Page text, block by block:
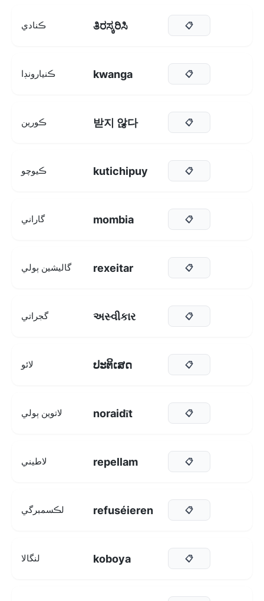
ڪنادي ತಿರಸ್ಕರಿಸಿ 📋
ڪنيارونڊا kwanga 📋
ڪورين 받지 않다 📋
ڪيوچو kutichipuy 📋
گاراني mombia 📋
گاليشين ٻولي rexeitar 📋
گجراتي અસ્વીકાર 📋
لائو ປະຕິເສດ 📋
لاتوين ٻولي noraidīt 📋
لاطيني repellam 📋
لڪسمبرگي refuséieren 📋
لنگالا koboya 📋